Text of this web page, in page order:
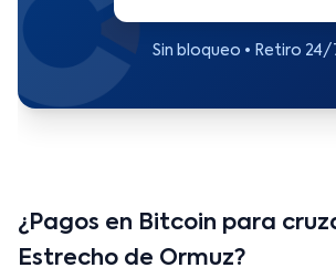
Sin bloqueo • Retiro 24/
¿Pagos en Bitcoin para
Estrecho de Ormuz?